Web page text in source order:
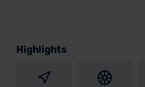
Highlights